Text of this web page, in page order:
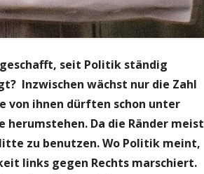
seit Politik ständig
Inzwischen wächst nur die Zahl
von ihnen dürften schon unter
herumstehen. Da die Ränder meist
zu benutzen. Wo Politik meint,
links gegen Rechts marschiert.